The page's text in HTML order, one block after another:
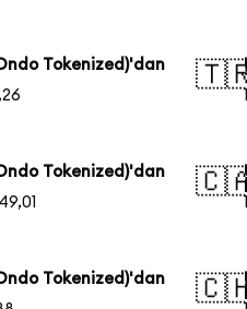
Tokenized)'dan
Tokenized)'dan
Tokenized)'dan